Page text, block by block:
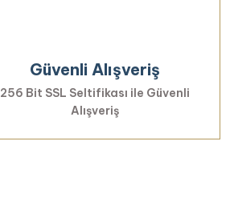
Güvenli Alışveriş
256 Bit SSL Seltifikası ile Güvenli
Alışveriş